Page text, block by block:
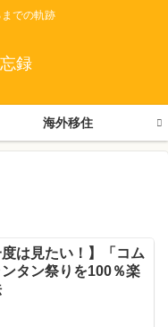
での軌跡
録
海外移住
度は見たい！】「コム
タン祭りを100％楽